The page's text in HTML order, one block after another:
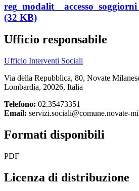
(32 KB)
Ufficio responsabile
Ufficio Interventi Sociali
Via della Repubblica, 80, Novate
Lombardia, 20026, Italia
Telefono: 02.35473351
Email: servizi.sociali@comune.novate-
Formati disponibili
PDF
Licenza di distribuzione